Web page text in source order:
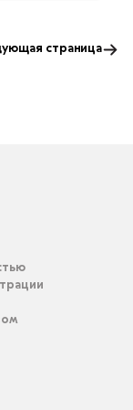
страница